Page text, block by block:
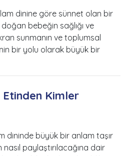
dinine göre sünnet olan bir
bebeğin sağlığı ve
sunmanın ve toplumsal
bir yolu olarak büyük bir
Etinden Kimler
dininde büyük bir anlam taşır
paylaştırılacağına dair